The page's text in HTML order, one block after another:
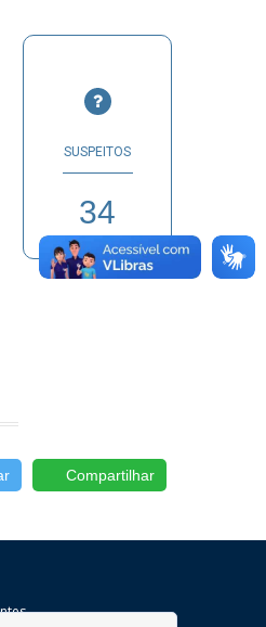
SUSPEITOS
34
Compartilhar